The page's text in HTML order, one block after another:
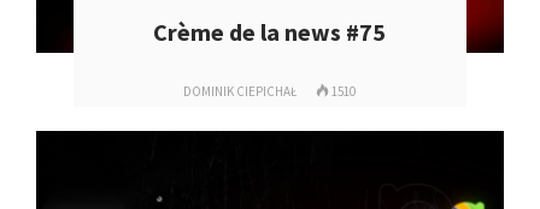
Crème de la news #75
DOMINIK CIEPICHAŁ 1510